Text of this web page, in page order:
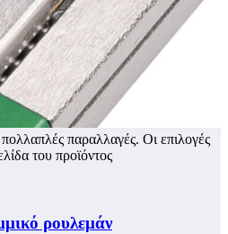
παραλλαγές. Οι επιλογές
του προϊόντος
ρουλεμάν